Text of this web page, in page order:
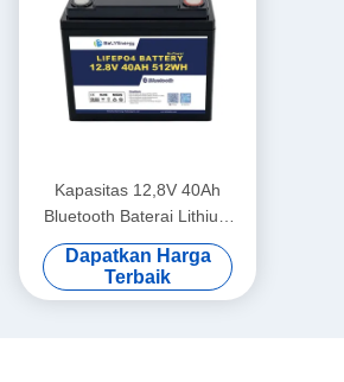
Kapasitas 12,8V 40Ah
Bluetooth Baterai Lithium
IP65 Perlindungan Kandang
512Wh Energi
Dapatkan Harga
Terbaik